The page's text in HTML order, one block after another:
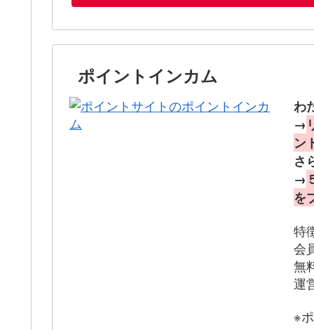
ポイントインカム
わ
→
ン
さ
→
を
特
会
無
運
※